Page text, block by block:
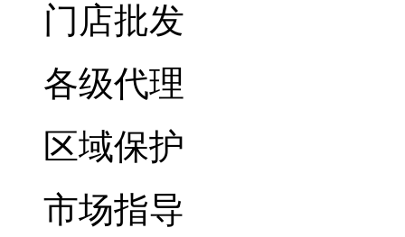
门店批发
各级代理
区域保护
市场指导